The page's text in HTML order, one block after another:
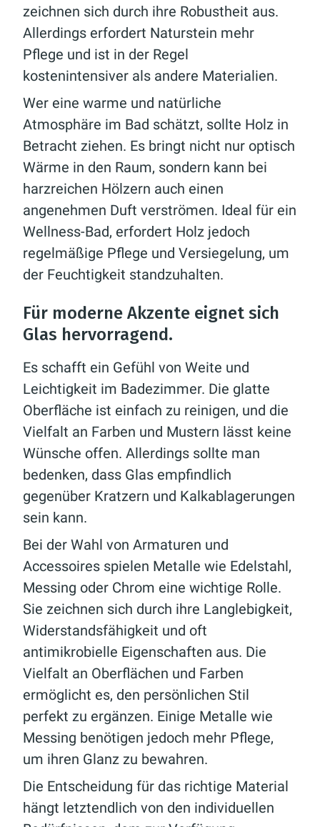
zeichnen sich durch ihre Robustheit aus.
Allerdings erfordert Naturstein mehr
Pflege und ist in der Regel
kostenintensiver als andere Materialien.
Wer eine warme und natürliche
Atmosphäre im Bad schätzt, sollte Holz in
Betracht ziehen. Es bringt nicht nur optisch
Wärme in den Raum, sondern kann bei
harzreichen Hölzern auch einen
angenehmen Duft verströmen. Ideal für ein
Wellness-Bad, erfordert Holz jedoch
regelmäßige Pflege und Versiegelung, um
der Feuchtigkeit standzuhalten.
Für moderne Akzente eignet sich
Glas hervorragend.
Es schafft ein Gefühl von Weite und
Leichtigkeit im Badezimmer. Die glatte
Oberfläche ist einfach zu reinigen, und die
Vielfalt an Farben und Mustern lässt keine
Wünsche offen. Allerdings sollte man
bedenken, dass Glas empfindlich
gegenüber Kratzern und Kalkablagerungen
sein kann.
Bei der Wahl von Armaturen und
Accessoires spielen Metalle wie Edelstahl,
Messing oder Chrom eine wichtige Rolle.
Sie zeichnen sich durch ihre Langlebigkeit,
Widerstandsfähigkeit und oft
antimikrobielle Eigenschaften aus. Die
Vielfalt an Oberflächen und Farben
ermöglicht es, den persönlichen Stil
perfekt zu ergänzen. Einige Metalle wie
Messing benötigen jedoch mehr Pflege,
um ihren Glanz zu bewahren.
Die Entscheidung für das richtige Material
hängt letztendlich von den individuellen